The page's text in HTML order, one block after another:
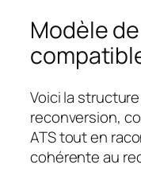
Modèle
Voici la
reconversion,
ATS tout en
cohérente au